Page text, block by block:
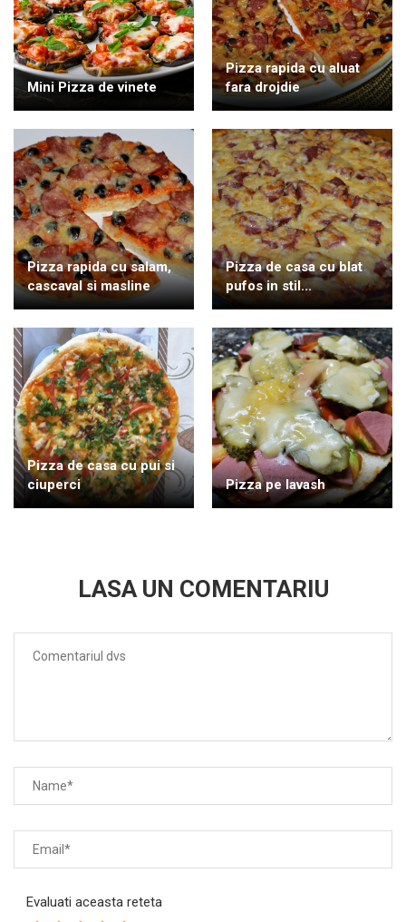
Mini Pizza de vinete
Pizza rapida cu aluat
fara drojdie
Pizza rapida cu salam,
cascaval si masline
Pizza de casa cu blat
pufos in stil...
Pizza de casa cu pui si
ciuperci
Pizza pe lavash
LASA UN COMENTARIU
Evaluati aceasta reteta